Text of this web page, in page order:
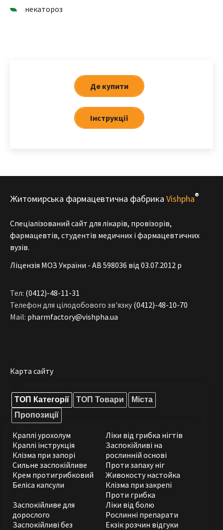
некатороз
Де купити
Iнструкції
Житомирська фармацевтична фабрика Vishpha®
Спеціалізований сайт для лікарів, провізорів,
фармацевтів, студентів медичних і фармацевтичних
вузів.
Ліцензія МОЗ України - АВ 598036 від 03.07.2012 р
Тел: (0412)-48-11-31
Телефон для цілодобового зв'язку (0412)-48-10-70
Mail: pharmfactory@vishpha.ua
Карта сайту
ТОП Категорії ТОП Товари
Міста
Пропозиції
Краплі урохолум
Краплі інструкція
Клізма при запорі
Сильне заспокійливе
Крем протигрибковий
Беліса капсули
Ліки від грибка нігтів
Заспокійливі на
рослинній основі
Проти запаху ніг
Живокосту настойка
Клізма при закрепі
Проти грибка
Заспокійливе для
дорослого
Заспокійливі без
Ліки від болю
Рослинні препарати
Екзік розчин відгуки